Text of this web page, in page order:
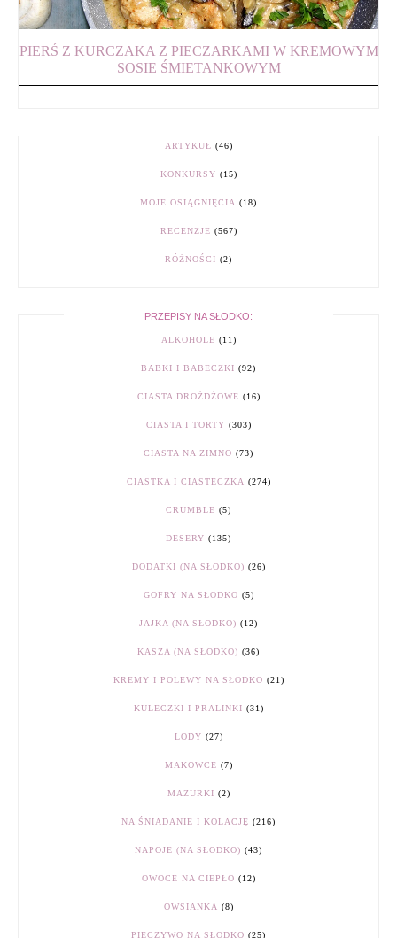
PIERŚ Z KURCZAKA Z PIECZARKAMI W KREMOWYM
SOSIE ŚMIETANKOWYM
ARTYKUŁ (46)
KONKURSY (15)
MOJE OSIĄGNIĘCIA (18)
RECENZJE (567)
RÓŻNOŚCI (2)
PRZEPISY NA SŁODKO:
ALKOHOLE (11)
BABKI I BABECZKI (92)
CIASTA DROŻDŻOWE (16)
CIASTA I TORTY (303)
CIASTA NA ZIMNO (73)
CIASTKA I CIASTECZKA (274)
CRUMBLE (5)
DESERY (135)
DODATKI (NA SŁODKO) (26)
GOFRY NA SŁODKO (5)
JAJKA (NA SŁODKO) (12)
KASZA (NA SŁODKO) (36)
KREMY I POLEWY NA SŁODKO (21)
KULECZKI I PRALINKI (31)
LODY (27)
MAKOWCE (7)
MAZURKI (2)
NA ŚNIADANIE I KOLACJĘ (216)
NAPOJE (NA SŁODKO) (43)
OWOCE NA CIEPŁO (12)
OWSIANKA (8)
PIECZYWO NA SŁODKO (25)